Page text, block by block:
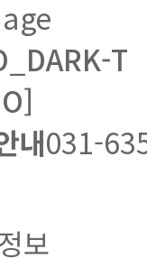
T
내031-
보